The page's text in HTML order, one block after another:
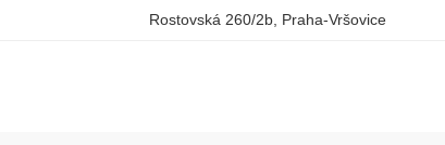
Rostovská 260/2b, Praha-Vršovice